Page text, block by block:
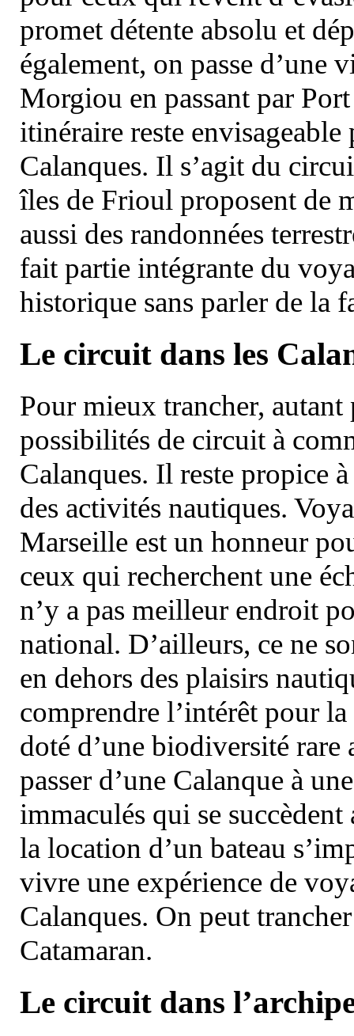
promet détente absolu et
également, on passe d’une
Morgiou en passant par
itinéraire reste
Calanques. Il s’agit du
îles de Frioul proposent de
aussi des randonnées
fait partie intégrante du
historique sans parler de la
Le circuit dans les
Pour mieux trancher, autant
possibilités de circuit à
Calanques. Il reste propice
des activités nautiques.
Marseille est un honneur
ceux qui recherchent une
n’y a pas meilleur endroit
national. D’ailleurs, ce ne
en dehors des plaisirs
comprendre l’intérêt pour
doté d’une biodiversité
passer d’une Calanque à
immaculés qui se
la location d’un bateau
vivre une expérience de
Calanques. On peut
Catamaran.
Le circuit dans